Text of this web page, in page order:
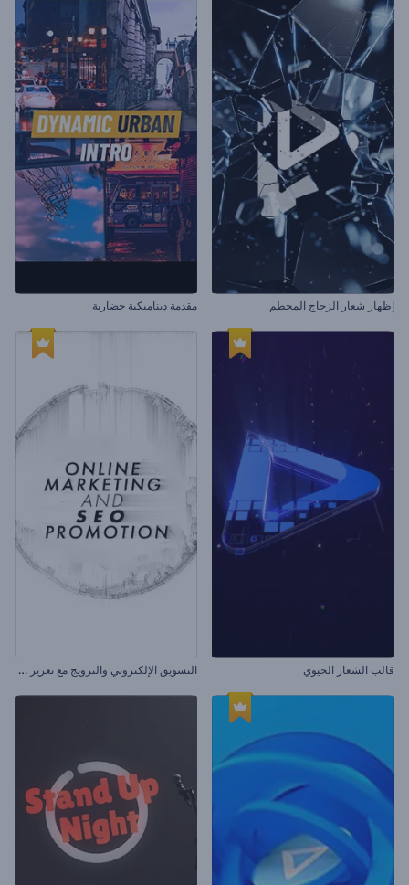
إظهار شعار الزجاج المحطم مقدمة ديناميكية حضارية
قالب الشعار الحيوي ا
لتسويق الإلكتروني والترويج مع تعزيز محرك البحث